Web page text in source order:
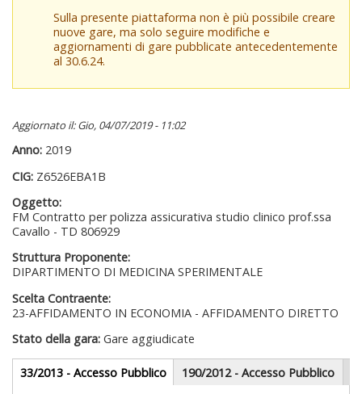
Sulla presente piattaforma non è più possibile creare
nuove gare, ma solo seguire modifiche e
aggiornamenti di gare pubblicate antecedentemente
al 30.6.24.
Aggiornato il: Gio, 04/07/2019 - 11:02
Anno: 2019
CIG: Z6526EBA1B
Oggetto:
FM Contratto per polizza assicurativa studio clinico prof.ssa
Cavallo - TD 806929
Struttura Proponente:
DIPARTIMENTO DI MEDICINA SPERIMENTALE
Scelta Contraente:
23-AFFIDAMENTO IN ECONOMIA - AFFIDAMENTO DIRETTO
Stato della gara: Gare aggiudicate
Gare appalti
33/2013 - Accesso Pubblico(scheda
attiva)
190/2012 - Accesso Pubblico